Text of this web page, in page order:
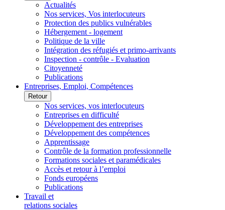
Actualités
Nos services, Vos interlocuteurs
Protection des publics vulnérables
Hébergement - logement
Politique de la ville
Intégration des réfugiés et primo-arrivants
Inspection - contrôle - Evaluation
Citoyenneté
Publications
Entreprises, Emploi, Compétences
Retour
Nos services, vos interlocuteurs
Entreprises en difficulté
Développement des entreprises
Développement des compétences
Apprentissage
Contrôle de la formation professionnelle
Formations sociales et paramédicales
Accès et retour à l’emploi
Fonds européens
Publications
Travail et
relations sociales